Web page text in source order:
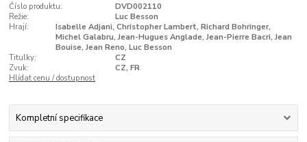
Číslo produktu:
DVD002110
Režie:
Luc Besson
Hrají:
Isabelle Adjani, Christopher Lambert, Richard Bohringer,
Michel Galabru, Jean-Hugues Anglade, Jean-Pierre Bacri, Jean
Bouise, Jean Reno, Luc Besson
Titulky:
CZ
Zvuk:
CZ, FR
Hlídat cenu / dostupnost
Kompletní specifikace